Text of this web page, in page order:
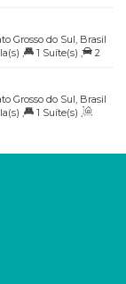
Grosso do Sul, Brasil
, 1 Suíte(s) ,
2
Grosso do Sul, Brasil
, 1 Suíte(s) ,